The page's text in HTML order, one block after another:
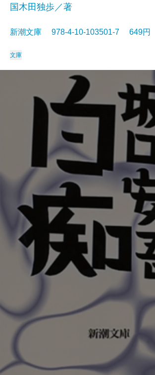
国木田独歩／著
新潮文庫 978-4-10-103501-7 649円
文庫